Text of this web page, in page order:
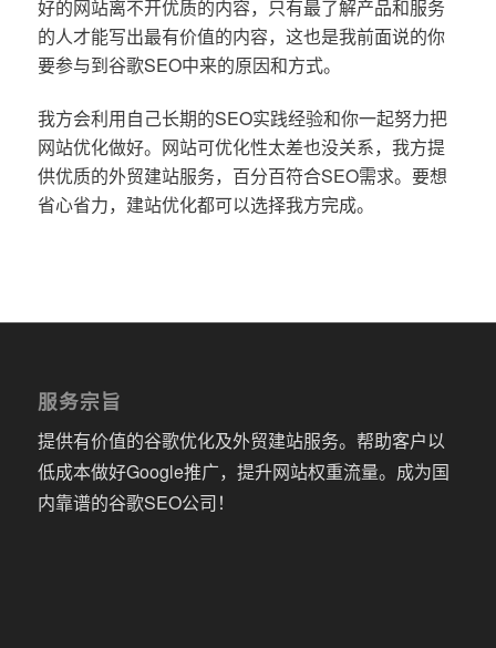
好的网站离不开优质的内容，只有最了解产品和服务
的人才能写出最有价值的内容，这也是我前面说的你
要参与到谷歌SEO中来的原因和方式。
我方会利用自己长期的SEO实践经验和你一起努力把
网站优化做好。网站可优化性太差也没关系，我方提
供优质的外贸建站服务，百分百符合SEO需求。要想
省心省力，建站优化都可以选择我方完成。
服务宗旨
提供有价值的谷歌优化及外贸建站服务。帮助客户以
低成本做好Google推广，提升网站权重流量。成为国
内靠谱的谷歌SEO公司！